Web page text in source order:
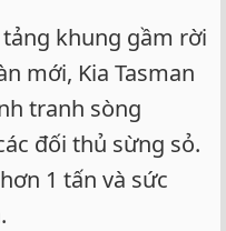
khung gầm rời
mới, Kia Tasman
tranh sòng
đối thủ sừng sỏ.
1 tấn và sức